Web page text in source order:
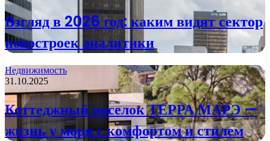
Взгляд в 2026 год: каким видят сектор
новостроек аналитики
Недвижимость
31.10.2025
Коттеджный поселок ТЕРРА МАРЭ —
жизнь у моря с комфортом и стилем